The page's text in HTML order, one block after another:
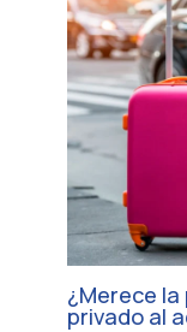
¿Merece
privado al